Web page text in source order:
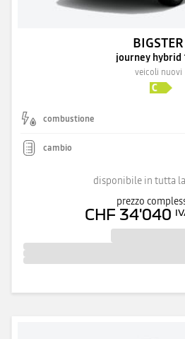
BIGSTER
journey hybrid
veicoli nuovi
combustione
cambio
disponibile in tutta
prezzo
CHF 34'040